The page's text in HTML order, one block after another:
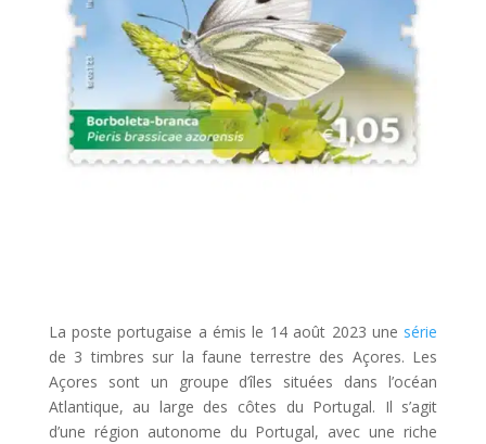
La poste portugaise a émis le 14 août 2023 une série
de 3 timbres sur la faune terrestre des Açores. Les
Açores sont un groupe d’îles situées dans l’océan
Atlantique, au large des côtes du Portugal. Il s’agit
d’une région autonome du Portugal, avec une riche